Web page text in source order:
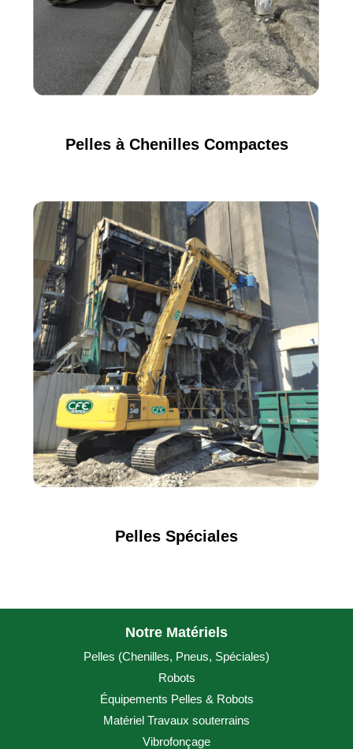
Pelles à Chenilles Compactes
Pelles Spéciales
Notre Matériels
Pelles (Chenilles, Pneus, Spéciales)
Robots
Équipements Pelles & Robots
Matériel Travaux souterrains
Vibrofonçage